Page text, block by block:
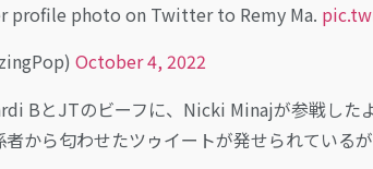
profile photo on Twitter to Remy Ma.
October 4, 2022
BとJTのビーフに、Nicki Minajが参戦した
から匂わせたツゥイートが発せられてい